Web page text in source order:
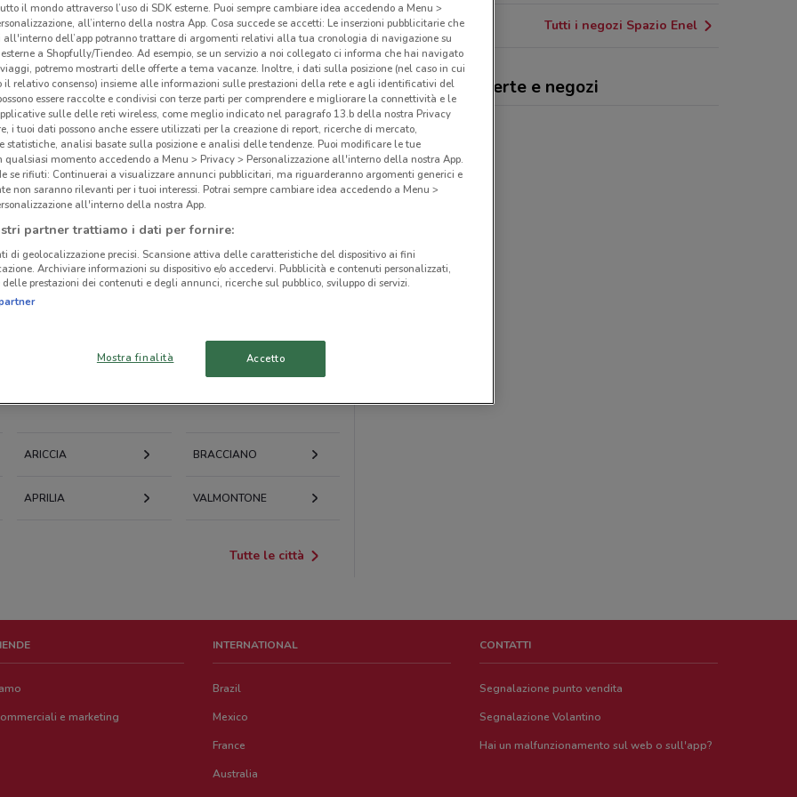
CIAMPINO
ARICCIA BRACCIANO
APRILIA VALMONTONE
Tutte le città
Tutti i negozi Spazio Enel
Spazio Enel, offerte e negozi
-
e marketing
INTERNATIONAL
Brazil
Mexico
France
Australia
CONTATTI
Segnalazione punto vendita
Segnalazione Volantino
Hai un malfunzionamento sul web o sull'app?
il mondo attraverso l’uso di SDK esterne. Puoi sempre cambiare idea accedendo a Menu >
all’interno della nostra App. Cosa succede se accetti: Le inserzioni pubblicitarie che
all'interno dell’app potranno trattare di argomenti relativi alla tua cronologia di navigazione su
a Shopfully/Tiendeo. Ad esempio, se un servizio a noi collegato ci informa che hai navigato
potremo mostrarti delle offerte a tema vacanze. Inoltre, i dati sulla posizione (nel caso in cui
il relativo consenso) insieme alle informazioni sulle prestazioni della rete e agli identificativi del
essere raccolte e condivisi con terze parti per comprendere e migliorare la connettività e le
sulle delle reti wireless, come meglio indicato nel paragrafo 13.b della nostra Privacy
i tuoi dati possono anche essere utilizzati per la creazione di report, ricerche di mercato,
statistiche, analisi basate sulla posizione e analisi delle tendenze. Puoi modificare le tue
qualsiasi momento accedendo a Menu > Privacy > Personalizzazione all'interno della nostra App.
se rifiuti: Continuerai a visualizzare annunci pubblicitari, ma riguarderanno argomenti generici e
non saranno rilevanti per i tuoi interessi. Potrai sempre cambiare idea accedendo a Menu >
all'interno della nostra App.
partner trattiamo i dati per fornire:
di geolocalizzazione precisi. Scansione attiva delle caratteristiche del dispositivo ai fini
Archiviare informazioni su dispositivo e/o accedervi. Pubblicità e contenuti personalizzati,
prestazioni dei contenuti e degli annunci, ricerche sul pubblico, sviluppo di servizi.
Mostra finalità Accetto